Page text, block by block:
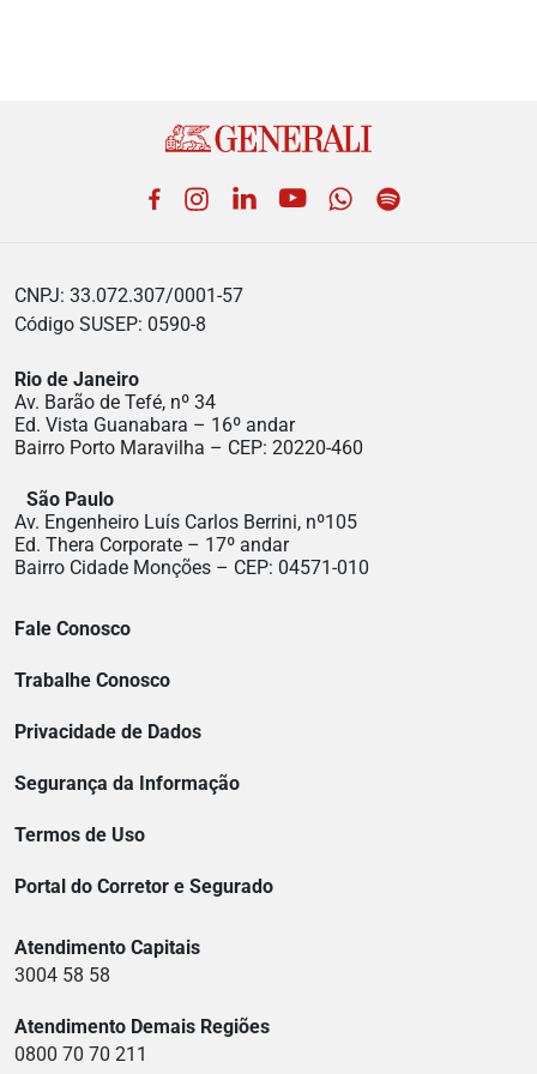
Facebook
Instagram
LinkedIn
YouTubeWhatsApp
CNPJ: 33.072.307/0001-57
Código SUSEP: 0590-8
Rio de Janeiro
Av. Barão de Tefé, nº 34
Ed. Vista Guanabara – 16º andar
Bairro Porto Maravilha – CEP: 20220-460
São Paulo
Av. Engenheiro Luís Carlos Berrini, nº105
Ed. Thera Corporate – 17º andar
Bairro Cidade Monções – CEP: 04571-010
Fale Conosco
Trabalhe Conosco
Privacidade de Dados
Segurança da Informação
Termos de Uso
Portal do Corretor e Segurado
Atendimento Capitais
3004 58 58
Atendimento Demais Regiões
0800 70 70 211